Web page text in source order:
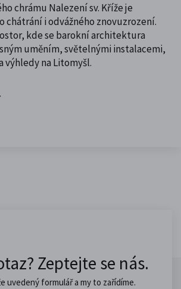
chrámu Nalezení sv. Kříže je
chátrání i odvážného znovuzrození.
kde se barokní architektura
uměním, světelnými instalacemi,
výhledy na Litomyšl.
Zeptejte se nás.
uvedený formulář a my to zařídíme.